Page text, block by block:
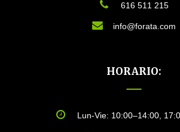
616 511 215
info@forata.com
HORARIO:
Lun-Vie: 10:00–14:00,